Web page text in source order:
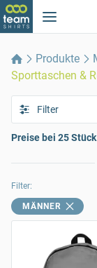
Produkte
Sporttaschen &
Filter
Preise bei 25 Stück
Filter:
MÄNNER